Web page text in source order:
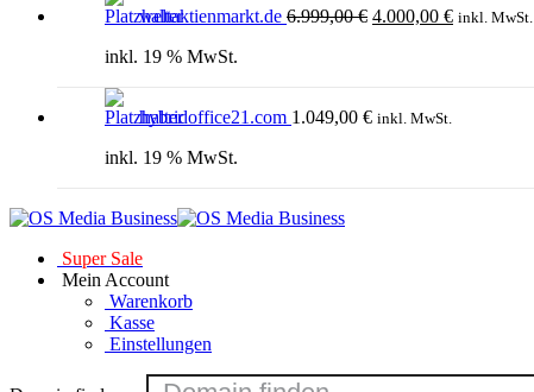
weltaktienmarkt.de 6.999,00€ Preis
4.000,00 €Preis
inkl. MwSt.
inkl. 19 % MwSt.
hybridoffice21.com 1.049,00 € inkl. MwSt.
inkl. 19 % MwSt.
Super Sale
Mein Account
Warenkorb
Kasse
Einstellungen